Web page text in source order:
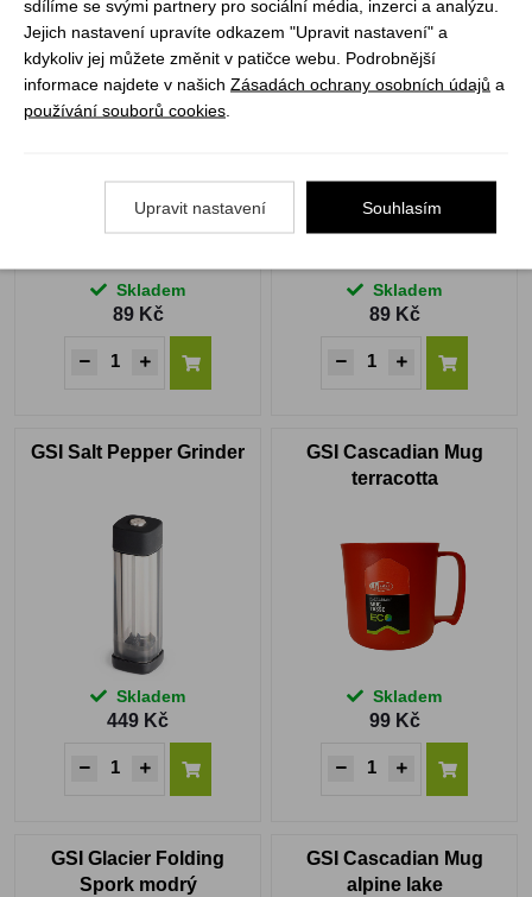
GSI Cascadian Cup
alpine lake
Skladem
89 Kč
GSI Cascadian Bowl
terracotta
Skladem
89 Kč
GSI Salt Pepper Grinder
Skladem
449 Kč
GSI Cascadian Mug
terracotta
Skladem
99 Kč
GSI Glacier Folding
Spork modrý
GSI Cascadian Mug
alpine lake
sdílíme se svými partnery pro sociální média, inzerci a analýzu.
Jejich nastavení upravíte odkazem "Upravit nastavení" a
kdykoliv jej můžete změnit v patičce webu. Podrobnější
informace najdete v našich Zásadách ochrany osobních údajů a
používání souborů cookies
Upravit nastavení Souhlasím